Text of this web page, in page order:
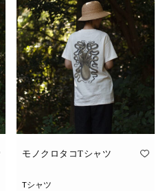
モノクロタコTシャツ
Tシャツ